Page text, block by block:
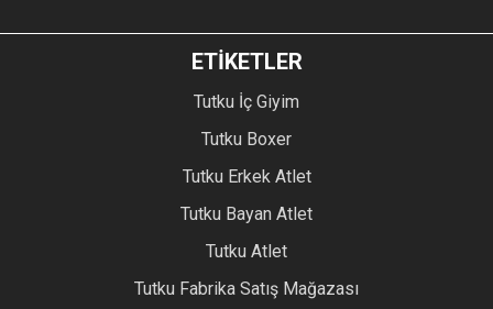
ETİKETLER
Tutku İç Giyim
Tutku Boxer
Tutku Erkek Atlet
Tutku Bayan Atlet
Tutku Atlet
Tutku Fabrika Satış Mağazası